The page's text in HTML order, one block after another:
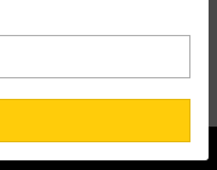
內容無意要約或唆使
不論在參考條款上或在
落則屬例外。
慮個人風險